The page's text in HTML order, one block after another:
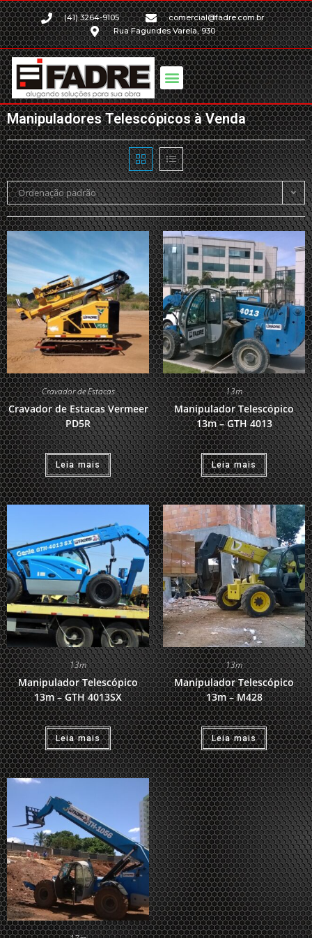
(41) 3264-9105
comercial@fadre.com.br
Rua Fagundes Varela, 930
Manipuladores Telescópicos à Venda
Ordenação padrão
Cravador de Estacas
Cravador de Estacas Vermeer
PD5R
Leia mais
13m
Manipulador Telescópico
13m – GTH 4013
Leia mais
13m
Manipulador Telescópico
13m – GTH 4013SX
Leia mais
13m
Manipulador Telescópico
13m – M428
Leia mais